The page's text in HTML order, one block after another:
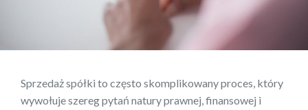
Sprzedaż spółki to często skomplikowany proces, który
wywołuje szereg pytań natury prawnej, finansowej i